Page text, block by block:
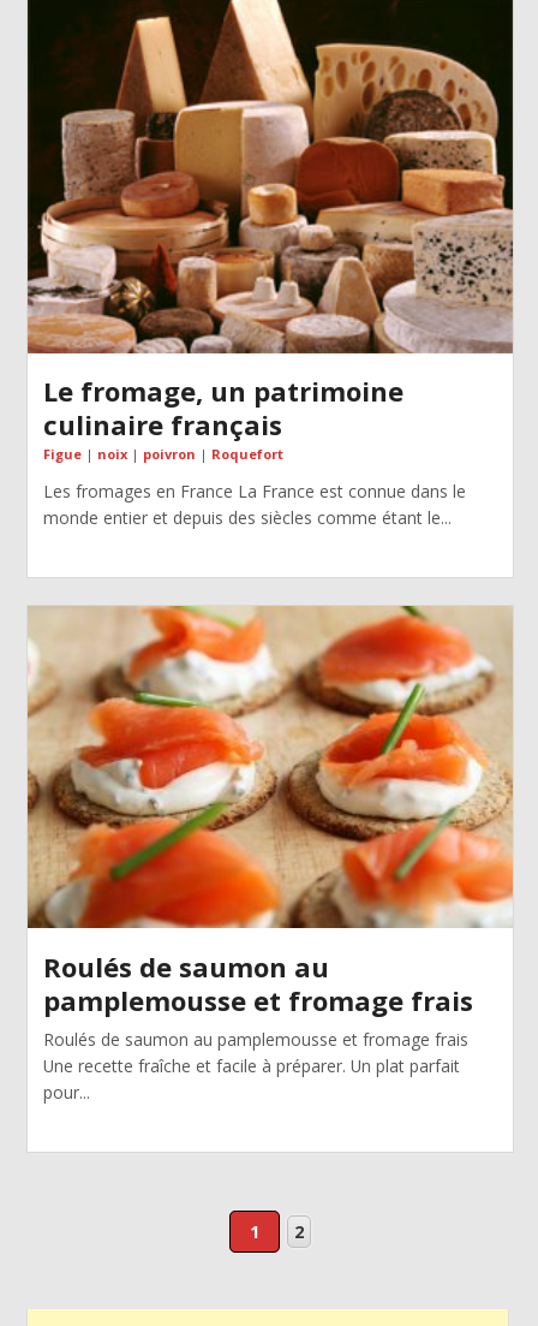
Le fromage, un patrimoine
culinaire français
Figue| noix| poivron | Roquefort
Les fromages en France La France est connue dans le
monde entier et depuis des siècles comme étant le...
Roulés de saumon au
pamplemousse et fromage frais
Roulés de saumon au pamplemousse et fromage frais
Une recette fraîche et facile à préparer. Un plat parfait
pour...
1 2